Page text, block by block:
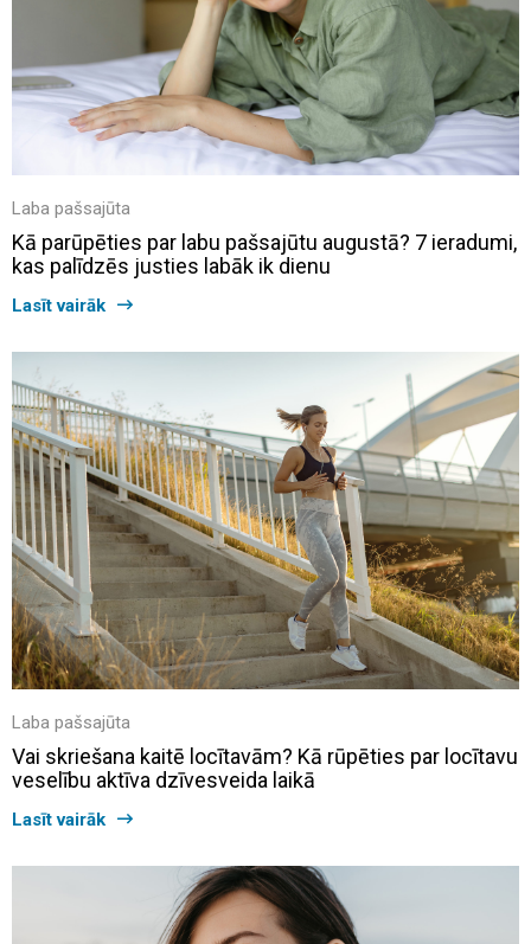
Laba pašsajūta
Kā parūpēties par labu pašsajūtu augustā? 7 ieradumi,
kas palīdzēs justies labāk ik dienu
Lasīt vairāk
Laba pašsajūta
Vai skriešana kaitē locītavām? Kā rūpēties par locītavu
veselību aktīva dzīvesveida laikā
Lasīt vairāk